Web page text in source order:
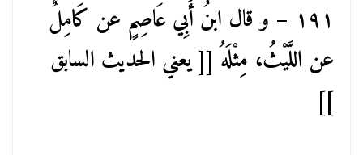
١٩١ – و قال ابنُ أَبِي عَاصِمٍ عن كَامِلٌ
عن اللَّيْثُ، مِثْلَهُ [[ يعني الحديث السابق
]]